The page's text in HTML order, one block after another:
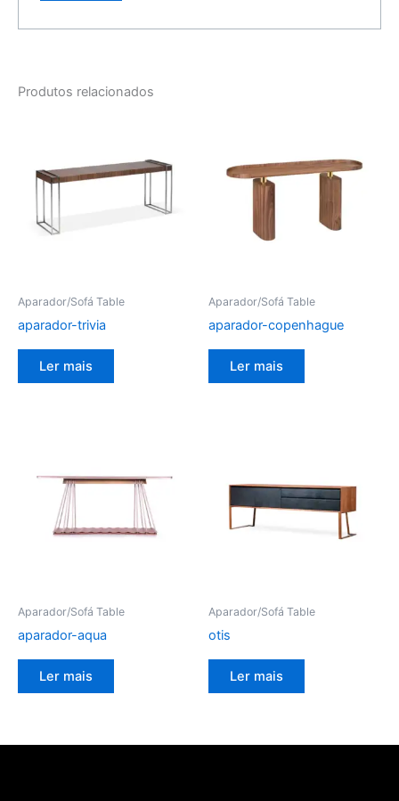
Produtos relacionados
Aparador/Sofá Table
aparador-trivia
Ler mais
Aparador/Sofá Table
aparador-copenhague
Ler mais
Aparador/Sofá Table
aparador-aqua
Ler mais
Aparador/Sofá Table
otis
Ler mais